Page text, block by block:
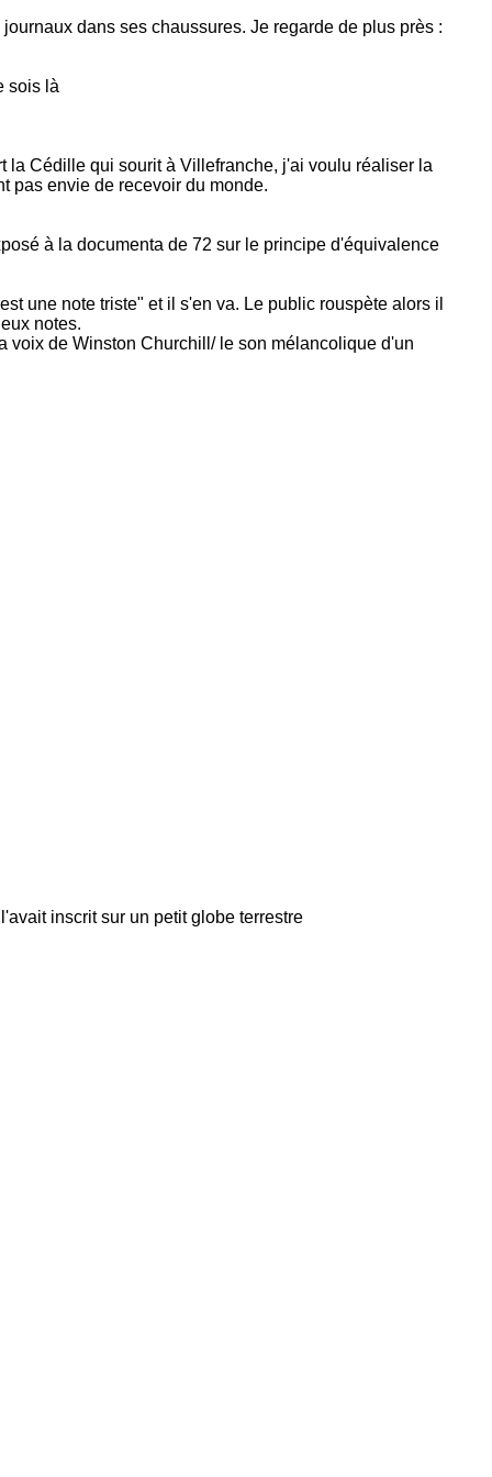
dans ses chaussures. Je regarde de plus près :
sois là
la Cédille qui sourit à Villefranche, j'ai voulu réaliser la
pas envie de recevoir du monde.
à la documenta de 72 sur le principe d'équivalence
une note triste" et il s'en va. Le public rouspète alors il
notes.
voix de Winston Churchill/ le son mélancolique d'un
inscrit sur un petit globe terrestre